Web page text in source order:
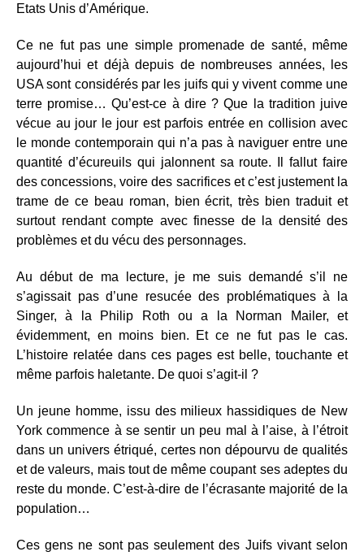
Etats Unis d’Amérique.
Ce ne fut pas une simple promenade de santé, même
aujourd’hui et déjà depuis de nombreuses années, les
USA sont considérés par les juifs qui y vivent comme une
terre promise… Qu’est-ce à dire ? Que la tradition juive
vécue au jour le jour est parfois entrée en collision avec
le monde contemporain qui n’a pas à naviguer entre une
quantité d’écureuils qui jalonnent sa route. Il fallut faire
des concessions, voire des sacrifices et c’est justement la
trame de ce beau roman, bien écrit, très bien traduit et
surtout rendant compte avec finesse de la densité des
problèmes et du vécu des personnages.
Au début de ma lecture, je me suis demandé s’il ne
s’agissait pas d’une resucée des problématiques à la
Singer, à la Philip Roth ou a la Norman Mailer, et
évidemment, en moins bien. Et ce ne fut pas le cas.
L’histoire relatée dans ces pages est belle, touchante et
même parfois haletante. De quoi s’agit-il ?
Un jeune homme, issu des milieux hassidiques de New
York commence à se sentir un peu mal à l’aise, à l’étroit
dans un univers étriqué, certes non dépourvu de qualités
et de valeurs, mais tout de même coupant ses adeptes du
reste du monde. C’est-à-dire de l’écrasante majorité de la
population…
Ces gens ne sont pas seulement des Juifs vivant selon